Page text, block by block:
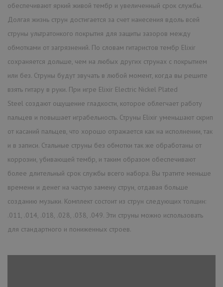
обеспечивают яркий живой тембр и увеличенный срок службы.
Долгая жизнь струн достигается за счет нанесения вдоль всей
струны ультратонкого покрытия для защиты зазоров между
обмотками от загрязнений. По словам гитаристов тембр Elixir
cохраняется дольше, чем на любых других струнах с покрытием
или без. Струны будут звучать в любой момент, когда вы решите
взять гитару в руки. При игре Elixir Electric Nickel Plated
Steel создают ощущение гладкости, которое облегчает работу
пальцев и повышает играбельность. Струны Elixir уменьшают скрип
от касаний пальцев, что хорошо отражается как на исполнении, так
и в записи. Стальные струны без обмотки так же обработаны от
коррозии, убивающей тембр, и таким образом обеспечивают
более длительный срок службы всего набора. Вы тратите меньше
времени и денег на частую замену струн, отдавая больше
созданию музыки. Комплект состоит из струн следующих толщин:
.011, .014, .018, .028, .038, .049. Эти струны можно использовать
для стандартного и пониженных строев.